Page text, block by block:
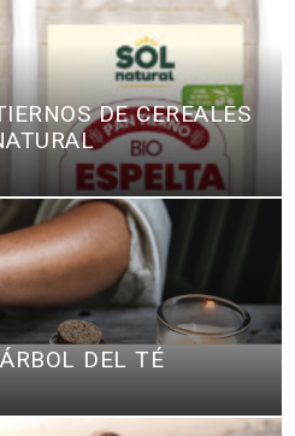
DE CEREALES
DEL TÉ